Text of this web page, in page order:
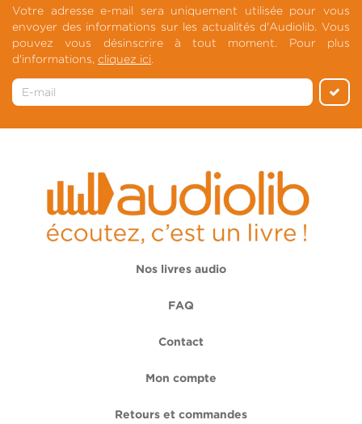
Votre adresse e-mail sera uniquement utilisée pour vous
envoyer des informations sur les actualités d'Audiolib. Vous
pouvez vous désinscrire à tout moment. Pour plus
d'informations, cliquez ici.
Nos livres audio
FAQ
Contact
Mon compte
Retours et commandes